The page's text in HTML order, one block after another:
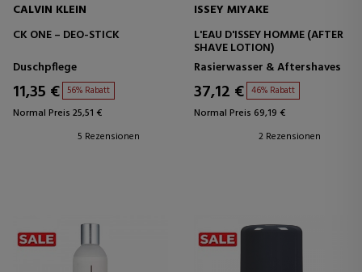
CALVIN KLEIN
CK ONE – DEO-STICK
Duschpflege
11,35 € 56% Rabatt
Normal Preis 25,51 €
5 Rezensionen
ISSEY MIYAKE
L'EAU D'ISSEY HOMME (AFTER
SHAVE LOTION)
Rasierwasser & Aftershaves
37,12 € 46% Rabatt
Normal Preis 69,19 €
2 Rezensionen